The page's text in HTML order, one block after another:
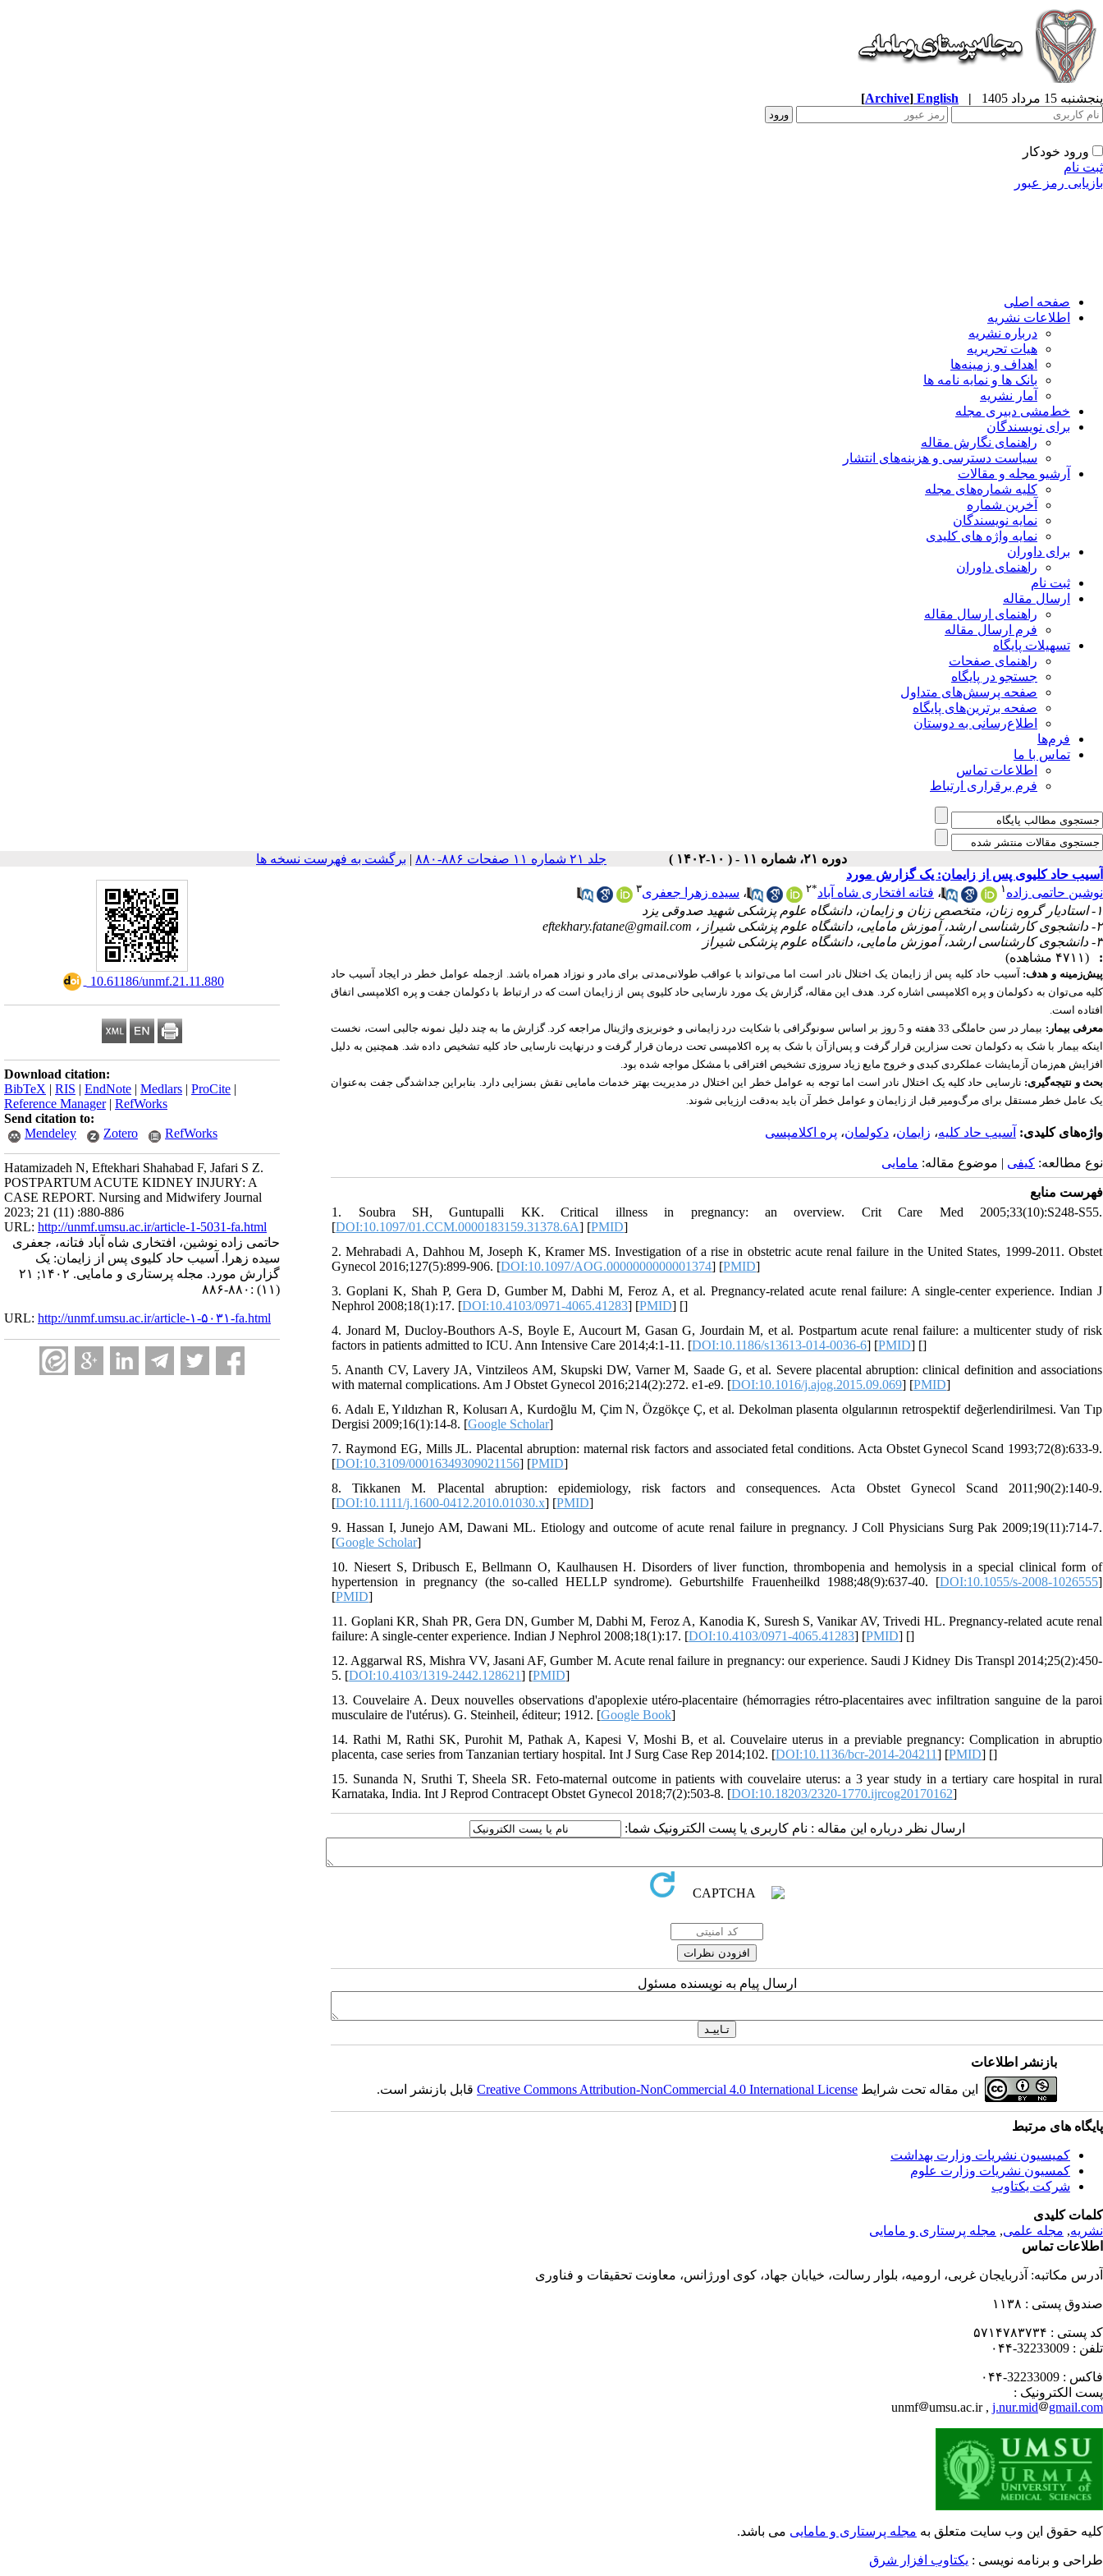
پنجشنبه 15 مرداد 1405 |
English
[Archive]
ورود خودکار
ثبت نام
بازیابی رمز عبور
صفحه اصلی
اطلاعات نشریه
درباره نشریه
هیات تحریریه
اهداف و زمینه‌ها
بانک ها و نمایه نامه ها
آمار نشریه
خط‌مشی دبیری مجله
برای نویسندگان
راهنمای نگارش مقاله
سیاست دسترسی و هزینه‌های انتشار
آرشیو مجله و مقالات
کلیه شماره‌های مجله
آخرین شماره
نمایه نویسندگان
نمایه واژه های کلیدی
برای داوران
راهنمای داوران
ثبت نام
ارسال مقاله
راهنمای ارسال مقاله
فرم ارسال مقاله
تسهیلات پایگاه
راهنمای صفحات
جستجو در پایگاه
صفحه پرسش‌های متداول
صفحه برترین‌های پایگاه
اطلاع‌رسانی به دوستان
فرم‌ها
تماس با ما
اطلاعات تماس
فرم برقراری ارتباط
دوره ۲۱، شماره ۱۱ - ( ۱۰-۱۴۰۲ ) جلد ۲۱ شماره ۱۱ صفحات ۸۸۶-۸۸۰ | برگشت به فهرست نسخه ها
‎ 10.61186/unmf.21.11.880
Download citation:
BibTeX | RIS | EndNote | Medlars | ProCite |
Reference Manager| RefWorks
Send citation to:
Mendeley
Zotero RefWorks
Hatamizadeh N, Eftekhari Shahabad F, Jafari S Z.
POSTPARTUM ACUTE KIDNEY INJURY: A
CASE REPORT. Nursing and Midwifery Journal
2023; 21 (11) :880-886
URL: http://unmf.umsu.ac.ir/article-1-5031-fa.html
حاتمی زاده نوشین، افتخاری شاه آباد فتانه، جعفری
سیده زهرا. آسیب حاد کلیوی پس از زایمان: یک
گزارش مورد. مجله پرستاری و مامایی. ۱۴۰۲; ۲۱
(۱۱) :۸۸۰-۸۸۶
URL: http://unmf.umsu.ac.ir/article-۱-۵۰۳۱-fa.html
آسیب حاد کلیوی پس از زایمان: یک گزارش مورد
نوشین حاتمی زاده ۱ ، فتانه افتخاری شاه آباد*۲ ، سیده زهرا جعفری۳
۱- استادیار گروه زنان، متخصص زنان و زایمان، دانشگاه علوم پزشکی شهید صدوقی یزد
۲- دانشجوی کارشناسی ارشد، آموزش مامایی، دانشگاه علوم پزشکی شیراز ،
eftekhary.fatane@gmail.com
۳- دانشجوی کارشناسی ارشد، آموزش مامایی، دانشگاه علوم پزشکی شیراز
:
(۴۷۱۱ مشاهده)
پیش‌زمینه و هدف: آسیب حاد کلیه پس از زایمان یک اختلال نادر است اما می‌تواند با عواقب طولانی‌مدتی برای مادر و نوزاد همراه باشد. ازجمله عوامل خطر در ایجاد آسیب حاد
کلیه می‌توان به دکولمان و پره اکلامپسی اشاره کرد. هدف این مقاله، گزارش یک مورد نارسایی حاد کلیوی پس از زایمان است که در ارتباط با دکولمان جفت و پره اکلامپسی اتفاق
افتاده است.
معرفی بیمار:
بیمار در سن حاملگی 33 هفته و 5 روز بر اساس سونوگرافی با شکایت درد زایمانی و خونریزی واژینال مراجعه کرد. گزارش ما به چند دلیل نمونه جالبی است، نخست
اینکه بیمار با شک به دکولمان تحت سزارین قرار گرفت و پس‌ازآن با شک به پره اکلامپسی تحت درمان قرار گرفت و درنهایت نارسایی حاد کلیه تشخیص داده شد. همچنین به دلیل
افزایش هم‌زمان آزمایشات عملکردی کبدی و خروج مایع زیاد سروزی تشخیص افتراقی با مشکل مواجه شده بود.
بحث و نتیجه‌گیری: نارسایی حاد کلیه یک اختلال نادر است اما توجه به عوامل خطر این اختلال در مدیریت بهتر خدمات مامایی نقش بسزایی دارد. بنابراین جداشدگی جفت به‌عنوان
یک عامل خطر مستقل برای مرگ‌و‌میر قبل از زایمان و عوامل خطر آن باید به‌دقت ارزیابی شوند
واژه‌های کلیدی: آسیب حاد کلیه، زایمان، دکولمان، پره اکلامپسی
نوع مطالعه: کیفی | موضوع مقاله: مامایی
فهرست منابع
1. Soubra SH, Guntupalli KK. Critical illness in pregnancy: an overview. Crit Care Med 2005;33(10):S248-S55.
[DOI:10.1097/01.CCM.0000183159.31378.6A] [PMID]
2. Mehrabadi A, Dahhou M, Joseph K, Kramer MS. Investigation of a rise in obstetric acute renal failure in the United States, 1999-2011. Obstet
Gynecol 2016;127(5):899-906. [DOI:10.1097/AOG.0000000000001374] [PMID]
3. Goplani K, Shah P, Gera D, Gumber M, Dabhi M, Feroz A, et al. Pregnancy-related acute renal failure: A single-center experience. Indian J
Nephrol 2008;18(1):17. [DOI:10.4103/0971-4065.41283] [PMID] []
4. Jonard M, Ducloy-Bouthors A-S, Boyle E, Aucourt M, Gasan G, Jourdain M, et al. Postpartum acute renal failure: a multicenter study of risk
factors in patients admitted to ICU. Ann Intensive Care 2014;4:1-11. [DOI:10.1186/s13613-014-0036-6] [PMID] []
5. Ananth CV, Lavery JA, Vintzileos AM, Skupski DW, Varner M, Saade G, et al. Severe placental abruption: clinical definition and associations
with maternal complications. Am J Obstet Gynecol 2016;214(2):272. e1-e9. [DOI:10.1016/j.ajog.2015.09.069] [PMID]
6. Adalı E, Yıldızhan R, Kolusarı A, Kurdoğlu M, Çim N, Özgökçe Ç, et al. Dekolman plasenta olgularının retrospektif değerlendirilmesi. Van Tıp
Dergisi 2009;16(1):14-8. [Google Scholar]
7. Raymond EG, Mills JL. Placental abruption: maternal risk factors and associated fetal conditions. Acta Obstet Gynecol Scand 1993;72(8):633-9.
[DOI:10.3109/00016349309021156] [PMID]
8. Tikkanen M. Placental abruption: epidemiology, risk factors and consequences. Acta Obstet Gynecol Scand 2011;90(2):140-9.
[DOI:10.1111/j.1600-0412.2010.01030.x] [PMID]
9. Hassan I, Junejo AM, Dawani ML. Etiology and outcome of acute renal failure in pregnancy. J Coll Physicians Surg Pak 2009;19(11):714-7.
[Google Scholar]
10. Niesert S, Dribusch E, Bellmann O, Kaulhausen H. Disorders of liver function, thrombopenia and hemolysis in a special clinical form of
hypertension in pregnancy (the so-called HELLP syndrome). Geburtshilfe Frauenheilkd 1988;48(9):637-40. [DOI:10.1055/s-2008-1026555]
[PMID]
11. Goplani KR, Shah PR, Gera DN, Gumber M, Dabhi M, Feroz A, Kanodia K, Suresh S, Vanikar AV, Trivedi HL. Pregnancy-related acute renal
failure: A single-center experience. Indian J Nephrol 2008;18(1):17. [DOI:10.4103/0971-4065.41283] [PMID] []
12. Aggarwal RS, Mishra VV, Jasani AF, Gumber M. Acute renal failure in pregnancy: our experience. Saudi J Kidney Dis Transpl 2014;25(2):450-
5. [DOI:10.4103/1319-2442.128621] [PMID]
13. Couvelaire A. Deux nouvelles observations d'apoplexie utéro-placentaire (hémorragies rétro-placentaires avec infiltration sanguine de la paroi
musculaire de l'utérus). G. Steinheil, éditeur; 1912. [Google Book]
14. Rathi M, Rathi SK, Purohit M, Pathak A, Kapesi V, Moshi B, et al. Couvelaire uterus in a previable pregnancy: Complication in abruptio
placenta, case series from Tanzanian tertiary hospital. Int J Surg Case Rep 2014;102. [DOI:10.1136/bcr-2014-204211] [PMID] []
15. Sunanda N, Sruthi T, Sheela SR. Feto-maternal outcome in patients with couvelaire uterus: a 3 year study in a tertiary care hospital in rural
Karnataka, India. Int J Reprod Contracept Obstet Gynecol 2018;7(2):503-8. [DOI:10.18203/2320-1770.ijrcog20170162]
ارسال نظر درباره این مقاله : نام کاربری یا پست الکترونیک شما:
ارسال پیام به نویسنده مسئول
بازنشر اطلاعات
این مقاله تحت شرایط Creative Commons Attribution-NonCommercial 4.0 International Licenseقابل بازنشر است.
پایگاه های مرتبط
کمیسیون نشریات وزارت بهداشت
کمسیون نشریات وزارت علوم
شرکت یکتاوب
کلمات کلیدی
نشریه, مجله علمی, مجله پرستاری و مامایی
اطلاعات تماس
آدرس مکاتبه: آذربایجان غربی، ارومیه، بلوار رسالت، خیابان جهاد، کوی اورژانس، معاونت تحقیقات و فناوری
صندوق پستی : ۱۱۳۸
کد پستی : ۵۷۱۴۷۸۳۷۳۴
تلفن : 32233009-۰۴۴
فاکس : 32233009-۰۴۴
پست الکترونیک :
unmf
umsu.ac.ir , j.nur.mid gmail.com
کلیه حقوق این وب سایت متعلق به مجله پرستاری و مامایی می باشد.
طراحی و برنامه نویسی : یکتاوب افزار شرق